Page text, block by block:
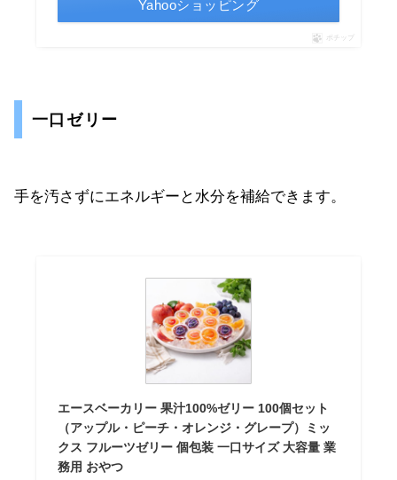
Yahooショッピング
ポチップ
一口ゼリー
手を汚さずにエネルギーと水分を補給できます。
エースベーカリー 果汁100%ゼリー 100個セット
（アップル・ピーチ・オレンジ・グレープ）ミッ
クス フルーツゼリー 個包装 一口サイズ 大容量 業
務用 おやつ